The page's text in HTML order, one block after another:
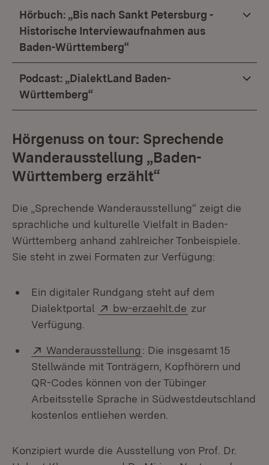
Hörbuch: „Bis nach Sankt Petersburg -
Historische Interviewaufnahmen aus
Baden-Württemberg“
Podcast: „DialektLand Baden-
Württemberg“
Hörgenuss on tour: Sprechende
Wanderausstellung „Baden-
Württemberg erzählt“
Die „Sprechende Wanderausstellung“ zeigt die
sprachliche und kulturelle Vielfalt in Baden-
Württemberg anhand zahlreicher Tonbeispiele.
Sie steht in zwei Formaten zur Verfügung:
Ein digitaler Rundgang steht auf dem
Dialektportal
Extern:
bw-erzaehlt.de (Öffnet in
zur
Verfügung.
Extern:
Wanderausstellung(Öffnet in neuem Fenster)
: Die insgesamt 15
Stellwände mit Tonträgern, Kopfhörern und
QR-Codes können von der Tübinger
Arbeitsstelle Sprache in Südwestdeutschland
kostenlos entliehen werden.
Konzipiert wurde die Ausstellung von Prof. Dr.